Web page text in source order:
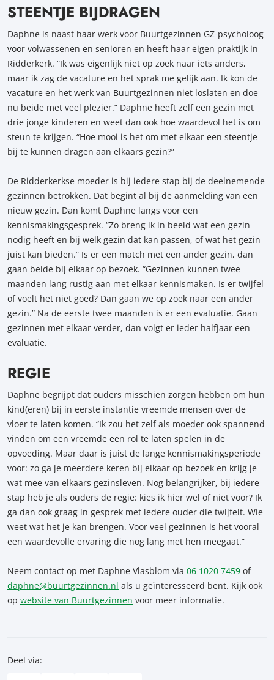
STEENTJE BIJDRAGEN
Daphne is naast haar werk voor Buurtgezinnen GZ-psycholoog
voor volwassenen en senioren en heeft haar eigen praktijk in
Ridderkerk. “Ik was eigenlijk niet op zoek naar iets anders,
maar ik zag de vacature en het sprak me gelijk aan. Ik kon de
vacature en het werk van Buurtgezinnen niet loslaten en doe
nu beide met veel plezier.” Daphne heeft zelf een gezin met
drie jonge kinderen en weet dan ook hoe waardevol het is om
steun te krijgen. “Hoe mooi is het om met elkaar een steentje
bij te kunnen dragen aan elkaars gezin?”
De Ridderkerkse moeder is bij iedere stap bij de deelnemende
gezinnen betrokken. Dat begint al bij de aanmelding van een
nieuw gezin. Dan komt Daphne langs voor een
kennismakingsgesprek. “Zo breng ik in beeld wat een gezin
nodig heeft en bij welk gezin dat kan passen, of wat het gezin
juist kan bieden.” Is er een match met een ander gezin, dan
gaan beide bij elkaar op bezoek. “Gezinnen kunnen twee
maanden lang rustig aan met elkaar kennismaken. Is er twijfel
of voelt het niet goed? Dan gaan we op zoek naar een ander
gezin.” Na de eerste twee maanden is er een evaluatie. Gaan
gezinnen met elkaar verder, dan volgt er ieder halfjaar een
evaluatie.
REGIE
Daphne begrijpt dat ouders misschien zorgen hebben om hun
kind(eren) bij in eerste instantie vreemde mensen over de
vloer te laten komen. “Ik zou het zelf als moeder ook spannend
vinden om een vreemde een rol te laten spelen in de
opvoeding. Maar daar is juist de lange kennismakingsperiode
voor: zo ga je meerdere keren bij elkaar op bezoek en krijg je
wat mee van elkaars gezinsleven. Nog belangrijker, bij iedere
stap heb je als ouders de regie: kies ik hier wel of niet voor? Ik
ga dan ook graag in gesprek met iedere ouder die twijfelt. Wie
weet wat het je kan brengen. Voor veel gezinnen is het vooral
een waardevolle ervaring die nog lang met hen meegaat.”
Neem contact op met Daphne Vlasblom via 06 1020 7459 of
daphne@buurtgezinnen.nl als u geïnteresseerd bent. Kijk ook
op website van Buurtgezinnen voor meer informatie.
Deel via: